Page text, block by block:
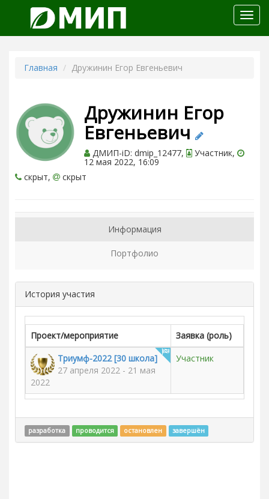
меню
Главная Дружинин Егор Евгеньевич
Дружинин Егор
Евгеньевич
ДМИП-iD: dmip_12477, Участник,
12 мая 2022, 16:09
скрыт,
скрыт
Информация
Портфолио
История участия
Проект/мероприятие
Заявка (роль)
Триумф-2022 [30 школа]
27 апреля 2022 - 21 мая
2022
Участник
разработка проводится остановлен завершён